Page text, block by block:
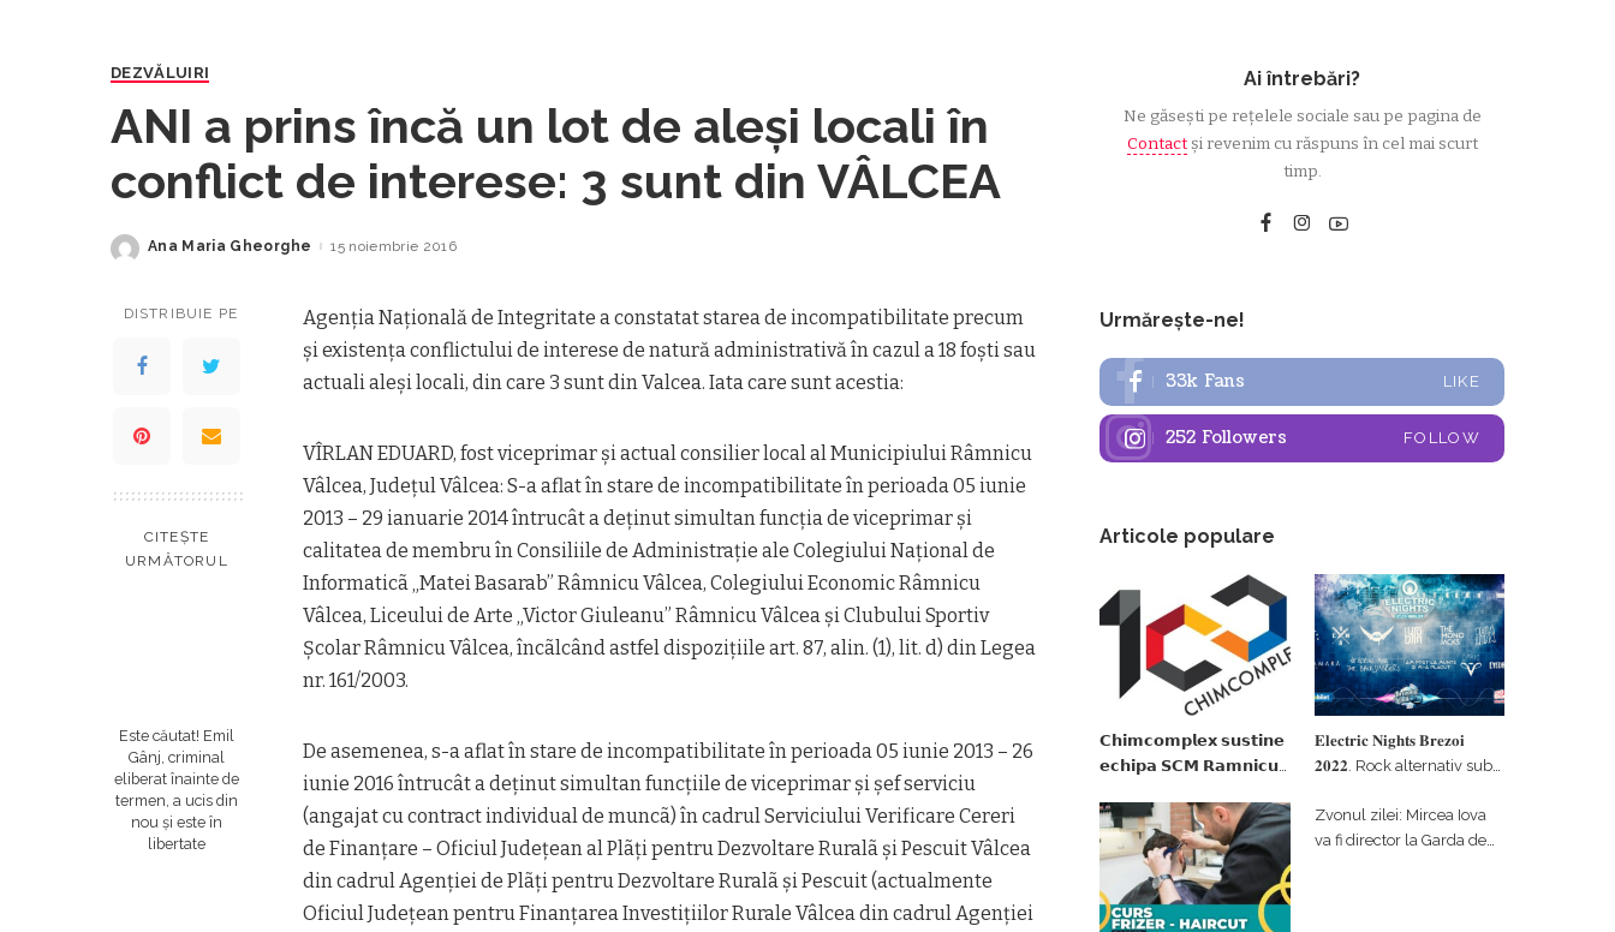
DEZVĂLUIRI
ANI a prins încă un lot de aleşi locali în
conflict de interese: 3 sunt din VÂLCEA
Posted
Ana Maria Gheorghe 15 noiembrie 2016
DISTRIBUIE PE
CITEȘTE
URMĂTORUL
Este căutat! Emil
Gânj, criminal
eliberat înainte de
termen, a ucis din
nou și este în
libertate
Agenția Națională de Integritate a constatat starea de incompatibilitate precum
și existența conflictului de interese de natură administrativă în cazul a 18 foşti sau
actuali aleși locali, din care 3 sunt din Valcea. Iata care sunt acestia:
VÎRLAN EDUARD, fost viceprimar și actual consilier local al Municipiului Râmnicu
Vâlcea, Județul Vâlcea: S-a aflat în stare de incompatibilitate în perioada 05 iunie
2013 – 29 ianuarie 2014 întrucât a deținut simultan funcția de viceprimar și
calitatea de membru în Consiliile de Administrație ale Colegiului Național de
Informaticã „Matei Basarab” Râmnicu Vâlcea, Colegiului Economic Râmnicu
Vâlcea, Liceului de Arte „Victor Giuleanu” Râmnicu Vâlcea și Clubului Sportiv
Școlar Râmnicu Vâlcea, încãlcând astfel dispozițiile art. 87, alin. (1), lit. d) din Legea
nr. 161/2003.
De asemenea, s-a aflat în stare de incompatibilitate în perioada 05 iunie 2013 – 26
iunie 2016 întrucât a deținut simultan funcțiile de viceprimar și șef serviciu
(angajat cu contract individual de muncã) în cadrul Serviciului Verificare Cereri
de Finanțare – Oficiul Județean al Plãți pentru Dezvoltare Ruralã și Pescuit Vâlcea
din cadrul Agenției de Plãți pentru Dezvoltare Ruralã și Pescuit (actualmente
Oficiul Județean pentru Finanțarea Investițiilor Rurale Vâlcea din cadrul Agenției
Ai întrebări?
Ne găsești pe rețelele sociale sau pe pagina de
Contactși revenim cu răspuns în cel mai scurt
timp.
Urmărește-ne!
33k Fans LIKE
252 Followers FOLLOW
Articole populare
𝗖𝗵𝗶𝗺𝗰𝗼𝗺𝗽𝗹𝗲𝘅 𝘀𝘂𝘀𝘁𝗶𝗻𝗲
𝗲𝗰𝗵𝗶𝗽𝗮 𝗦𝗖𝗠 𝗥𝗮𝗺𝗻𝗶𝗰𝘂
𝗽𝗮𝗿𝘁𝗲𝗻𝗲𝗿 𝗳𝗶𝗻𝗮𝗻𝘁𝗮𝘁𝗼𝗿
𝐄𝐥𝐞𝐜𝐭𝐫𝐢𝐜 𝐍𝐢𝐠𝐡𝐭𝐬 𝐁𝐫𝐞𝐳𝐨𝐢
𝟐𝟎𝟐𝟐. Rock alternativ sub
#𝐁𝐫𝐞𝐳𝐨𝐢𝐮𝐥𝐋𝐮𝐦𝐢𝐢
Zvonul zilei: Mircea Iova
va fi director la Garda de